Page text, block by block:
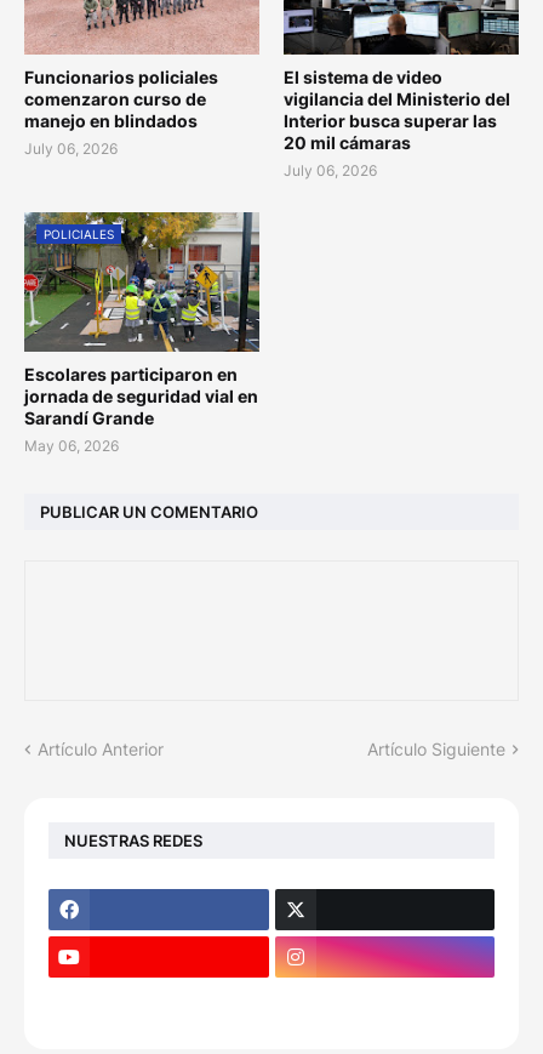
Funcionarios policiales
comenzaron curso de
manejo en blindados
July 06, 2026
El sistema de video
vigilancia del Ministerio del
Interior busca superar las
20 mil cámaras
July 06, 2026
POLICIALES
Escolares participaron en
jornada de seguridad vial en
Sarandí Grande
May 06, 2026
PUBLICAR UN COMENTARIO
Artículo Anterior Artículo Siguiente
NUESTRAS REDES